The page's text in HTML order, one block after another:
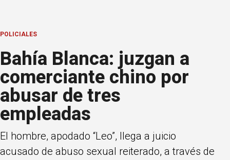
POLICIALES
Bahía Blanca: juzgan a
comerciante chino por
abusar de tres
empleadas
El hombre, apodado “Leo”, llega a juicio
acusado de abuso sexual reiterado, a través de